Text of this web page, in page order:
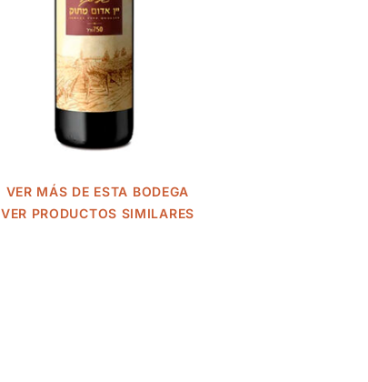
VER MÁS DE ESTA BODEGA
VER PRODUCTOS SIMILARES